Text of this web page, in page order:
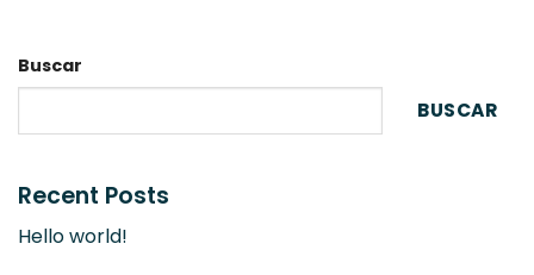
Buscar
BUSCAR
Recent Posts
Hello world!